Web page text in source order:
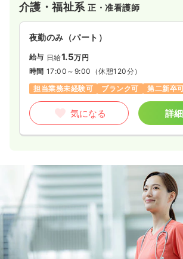
介護・福祉系正・准看護師
夜勤のみ（パート）
給与 日給1.5万円
時間 17:00～9:00 （休憩120分）
担当業務未経験可
ブランク可 第二新卒
気になる 詳